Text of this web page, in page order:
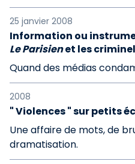
25 janvier 2008
Information ou
Le Parisienet les
Quand des médias
2008
" Violences " sur petits
Une affaire de mots, de
dramatisation.